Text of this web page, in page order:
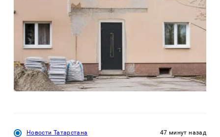
Новости Татарстана 47 минут назад